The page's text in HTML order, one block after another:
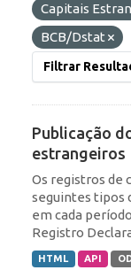
Capitais
BCB/Dstat
Filtrar
Publicação
estrangeiros
Os registros de
seguintes tipos
em cada
Registro
HTML API